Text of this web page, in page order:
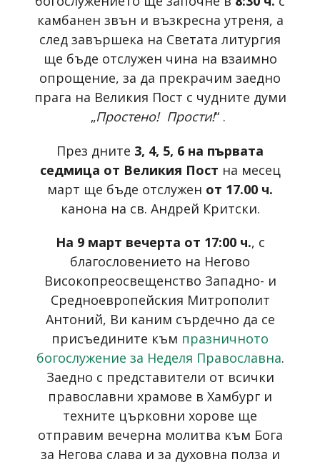
камбанен звън и възкресна утреня, а
след завършека на Светата литургия
ще бъде отслужен чина на взаимно
опрощение, за да прекрачим заедно
прага на Великия Пост с чудните думи
„Простено! Прости!“ .
През дните 3, 4, 5, 6 на първата
седмица от Великия Пост на месец
март ще бъде отслужен от 17.00 ч.
канона на св. Андрей Критски.
На 9 март вечерта от 17:00 ч., с
благословението на Негово
Високопреосвещенство Западно- и
Средноевропейския Митрополит
Антоний, Ви каним сърдечно да се
присъедините към празничното
богослужение за Неделя Православна.
Заедно с представители от всички
православни храмове в Хамбург и
техните църковни хорове ще
отправим вечерна молитва към Бога
за Негова слава и за духовна полза и